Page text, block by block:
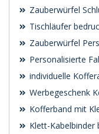
Zauberwürfel
Tischläufer
Zauberwürfel
Personalisierte
individuelle
Werbegeschenk
Kofferband mit
Klett-Kabelbinder